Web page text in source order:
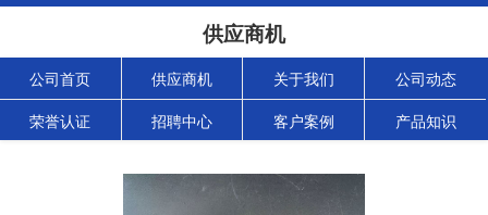
供应商机
公司首页 供应商机 关于我们 公司动态
荣誉认证 招聘中心 客户案例 产品知识